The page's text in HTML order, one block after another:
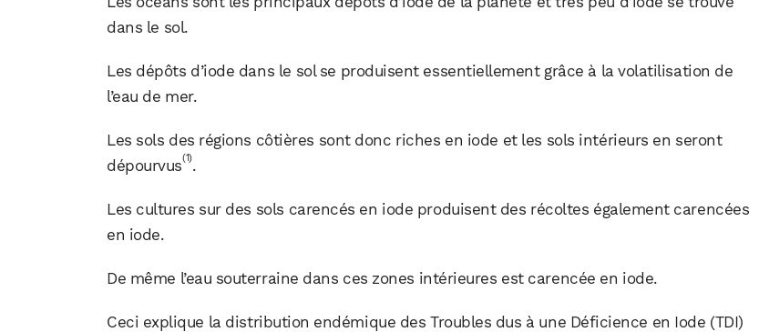
dans le sol.
Les dépôts d’iode dans le sol se produisent essentiellement grâce à la volatilisation de
l’eau de mer.
Les sols des régions côtières sont donc riches en iode et les sols intérieurs en seront
dépourvus(1).
Les cultures sur des sols carencés en iode produisent des récoltes également carencées
en iode.
De même l’eau souterraine dans ces zones intérieures est carencée en iode.
Ceci explique la distribution endémique des Troubles dus à une Déficience en Iode (TDI)